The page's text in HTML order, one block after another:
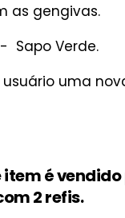
as gengivas.
Sapo Verde.
usuário uma
item é vendido
2 refis.